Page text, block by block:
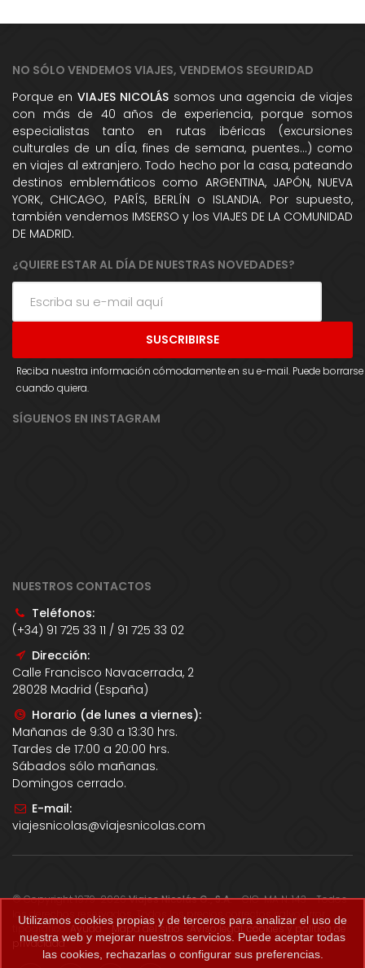
NO SÓLO VENDEMOS VIAJES, VENDEMOS SEGURIDAD
Porque en VIAJES NICOLÁS somos una agencia de viajes
con más de 40 años de experiencia, porque somos
especialistas tanto en rutas ibéricas (excursiones
culturales de un dÍa, fines de semana, puentes...) como
en viajes al extranjero. Todo hecho por la casa, pateando
destinos emblemáticos como ARGENTINA, JAPÓN, NUEVA
YORK, CHICAGO, PARÍS, BERLÍN o ISLANDIA. Por supuesto,
también vendemos IMSERSO y los VIAJES DE LA COMUNIDAD
DE MADRID.
¿QUIERE ESTAR AL DÍA DE NUESTRAS NOVEDADES?
Reciba nuestra información cómodamente en su e-mail. Puede borrarse
cuando quiera.
SÍGUENOS EN INSTAGRAM
NUESTROS CONTACTOS
Teléfonos:
(+34) 91 725 33 11 / 91 725 33 02
Dirección:
Calle Francisco Navacerrada, 2
28028 Madrid (España)
Horario (de lunes a viernes):
Mañanas de 9:30 a 13:30 hrs.
Tardes de 17:00 a 20:00 hrs.
Sábados sólo mañanas.
Domingos cerrado.
E-mail:
viajesnicolas@viajesnicolas.com
© Copyright 1979-2026Viajes Nicolás G., S.A.- CIC-MA N. 143 - Todos
los derechos reservados. Todos los precios correctos salvo error
tipográfico. Ayuda-Mapa del sitio -Aviso legal, cookies y política de
privacidad.
Utilizamos cookies propias y de terceros para analizar el uso de
nuestra web y mejorar nuestros servicios. Puede aceptar todas
las cookies, rechazarlas o configurar sus preferencias.